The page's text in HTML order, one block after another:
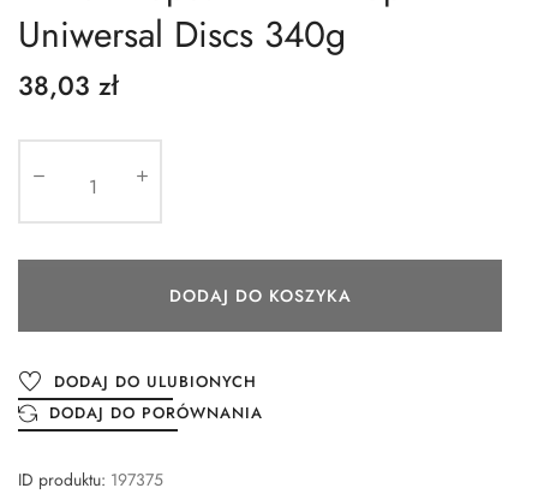
Uniwersal Discs 340g
38,03 zł
DODAJ DO KOSZYKA
DODAJ DO ULUBIONYCH
DODAJ DO PORÓWNANIA
ID produktu: 197375